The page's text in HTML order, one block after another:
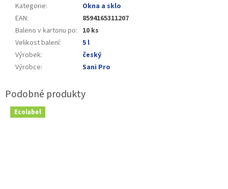
Kategorie:
Okna a sklo
EAN:
8594165311207
Baleno v kartonu po: 10 ks
Velikost balení:
5 l
Výrobek:
český
Výrobce: Sani Pro
Ecolabel